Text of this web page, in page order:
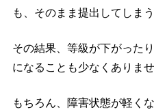
も、そのまま提出してしま
その結果、等級が下がった
になることも少なくありませ
もちろん、障害状態が軽く